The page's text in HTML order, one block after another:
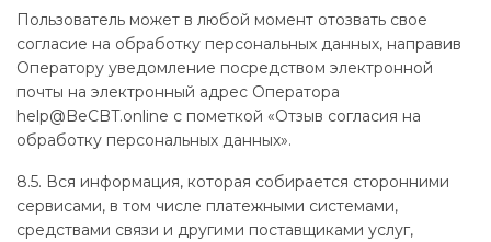
Пользователь может в любой момент отозвать свое
согласие на обработку персональных данных, направив
Оператору уведомление посредством электронной
почты на электронный адрес Оператора
help@BeCBT.online с пометкой «Отзыв согласия на
обработку персональных данных».
8.5. Вся информация, которая собирается сторонними
сервисами, в том числе платежными системами,
средствами связи и другими поставщиками услуг,